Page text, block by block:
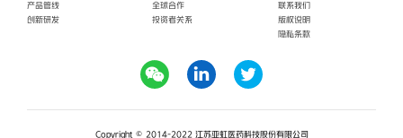
产品管线
创新研发
全球合作
投资者关系
联系我们
版权说明
隐私条款
Copyright © 2014-2022 江苏亚虹医药科技股份有限公司